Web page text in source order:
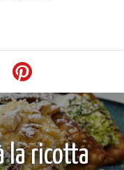
la ricotta